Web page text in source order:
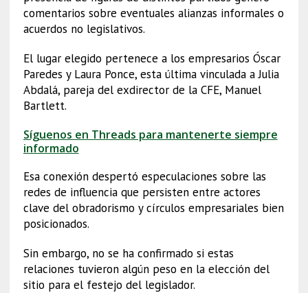
comentarios sobre eventuales alianzas informales o
acuerdos no legislativos.
El lugar elegido pertenece a los empresarios Óscar
Paredes y Laura Ponce, esta última vinculada a Julia
Abdalá, pareja del exdirector de la CFE, Manuel
Bartlett.
Síguenos en Threads para mantenerte siempre
informado
Esa conexión despertó especulaciones sobre las
redes de influencia que persisten entre actores
clave del obradorismo y círculos empresariales bien
posicionados.
Sin embargo, no se ha confirmado si estas
relaciones tuvieron algún peso en la elección del
sitio para el festejo del legislador.